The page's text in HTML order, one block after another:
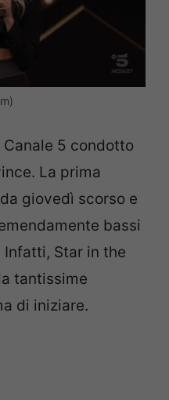
5 condotto
La prima
giovedì scorso e
bassi
Star in the
tantissime
di iniziare.